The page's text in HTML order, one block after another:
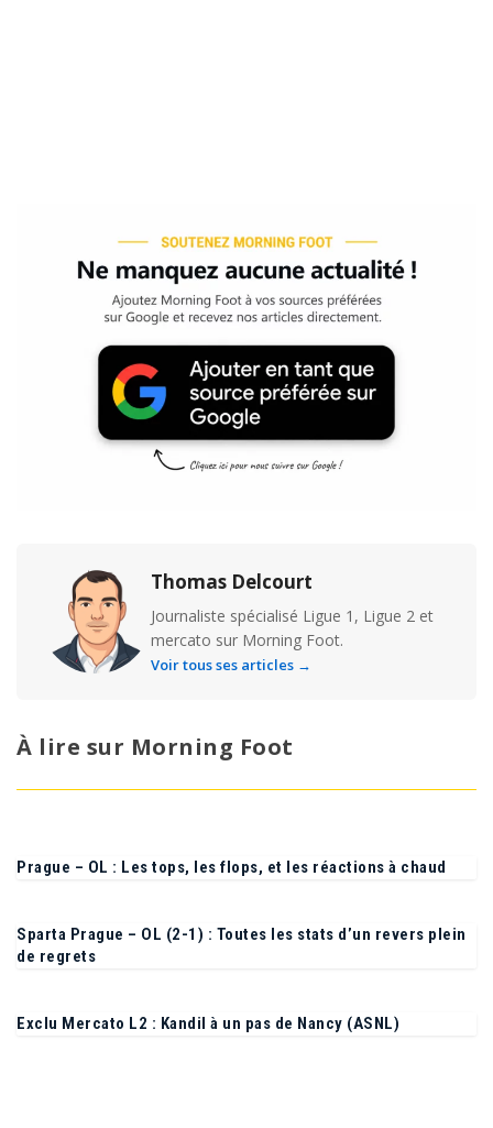
Thomas Delcourt
Journaliste spécialisé Ligue 1, Ligue 2 et
mercato sur Morning Foot.
Voir tous ses articles →
À lire sur Morning Foot
Prague – OL : Les tops, les flops, et les réactions à chaud
Sparta Prague – OL (2-1) : Toutes les stats d’un revers plein
de regrets
Exclu Mercato L2 : Kandil à un pas de Nancy (ASNL)